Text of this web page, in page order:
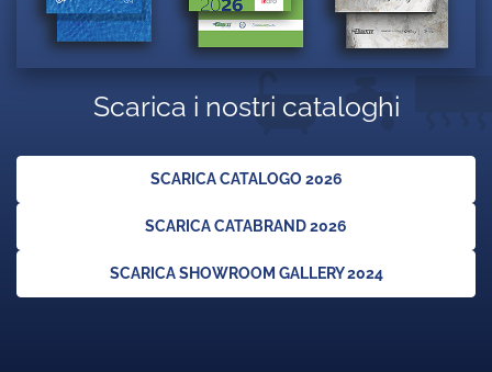
Scarica i nostri cataloghi
SCARICA CATALOGO 2026
SCARICA CATABRAND 2026
SCARICA SHOWROOM GALLERY 2024